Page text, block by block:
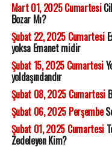
Mart 01, 2025 Cumartesi
Bozar Mı?
Şubat 22, 2025 Cumartesi
yoksa Emanet midir
Şubat 15, 2025 Cumartesi
yoldaşındandır
Şubat 08, 2025 Cumartesi
Şubat 06, 2025 Perşembe
Şubat 01, 2025 Cumartesi
Zedeleyen Kim?